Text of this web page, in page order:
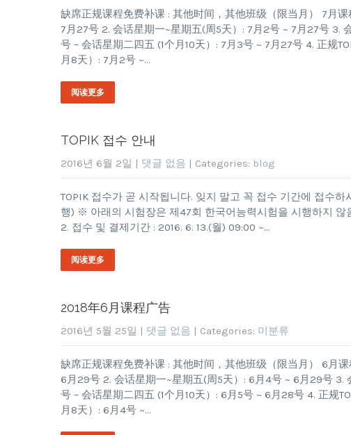
缺席正规课程免费补课 : 其他时间，其他班级（限当月） 7月
7月27号 2. 会话星期一~星期五(周5天）: 7月2号 ~ 7月27号 3.
号 – 会话星期二四五 (1个月10天）: 7月3号 ~ 7月27号 4. 正规
月8天）: 7月2号 ~…
阅读更多
TOPIK 접수 안내
2016년 6월 2일 | 댓글 없음 | Categories: blog
TOPIK 접수가 곧 시작됩니다. 잊지 말고 꼭 접수 기간에 접수
행) ※ 아래의 시험장은 제47회 한국어능력시험을 시행하지 않
2. 접수 및 결제기간 : 2016. 6. 13.(월) 09:00 ~…
阅读更多
2018年6月课程广告
2016년 5월 25일 | 댓글 없음 | Categories: 미분류
缺席正规课程免费补课 : 其他时间，其他班级（限当月） 6月
6月29号 2. 会话星期一~星期五(周5天）: 6月4号 ~ 6月29号 3.
号 – 会话星期二四五 (1个月10天）: 6月5号 ~ 6月28号 4. 正规
月8天）: 6月4号 ~…